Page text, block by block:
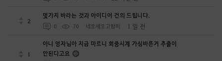
2
몇가지 바라는 것과 아이디어 건의 드립니다.
0 70 네모세모고먐미 1 일 전
1
아니 영자님아 지금 마르니 회중시계 가심바른거 추출이
안된다고요